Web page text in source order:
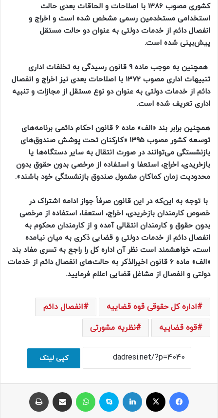
کشوری مصوب 1386 با اصلاحات و الحاقات بعدی حالت
استخدامی مستخدمین رسمی مشخص شده است و اخراج و
انفصال دائم از خدمات دولتی به عنوان دو حالت مستقل
پیش‌بینی شده است.
همچنین به موجب ماده 9 قانون رسیدگی به تخلفات اداری
تنبیهات اداری مصوب 1372 با اصلاحات بعدی نیز اخراج و انفصال
دائم از خدمات دولتی به عنوان دو نوع مستقل از مجازات و تنبیه
اداری تعریف شده است.
همچنین برابر بند «الف» ماده 6 قانون احکام دائمی برنامه‌های
توسعه کشور مصوب 1395 «کارکنان تحت پوشش صندوق‌های
بازنشستگی می‌توانند در صورت انتقال به سایر دستگاه‌ها یا
بازخریدی، اخراج، استعفا و استفاده از مرخصی بدون حقوق بدون
محدودیت زمان کماکان مشمول صندوق بازنشستگی خود باشند».
با توجه به این‌که در این قانون صرفاً جواز ادامه اشتراک در
خصوص کارمندان بازخریدی، اخراج، استعفا، استفاده از مرخصی
بدون حقوق و کارمندان انتقالی آمده و از کارمندان محکوم به
انفصال دائم از خدمات دولتی و قضایی ذکری به میان نیامده
است، خواهشمند است نظر آن اداره کل را راجع به تسری مفاد بند
«الف» ماده 6 قانون اخیرالذکر به حالت‌های انفصال دائم از خدمات
دولتی و انفصال از مشاغل قضایی اعلام فرمایید.
اداره کل حقوقی قوه قضاییه
انفصال دائم
قوه قضاییه
نظریه مشورتی
کپی لینک
فیسبوک ایکس لینکداین اسکایپ واتس آپ اشتراک با ایمیل